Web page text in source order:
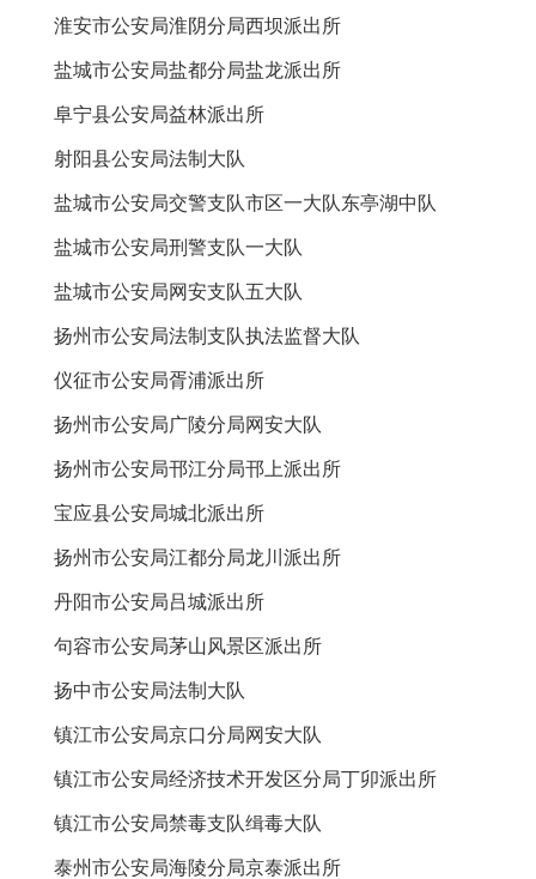
淮安市公安局淮阴分局西坝派出所
盐城市公安局盐都分局盐龙派出所
阜宁县公安局益林派出所
射阳县公安局法制大队
盐城市公安局交警支队市区一大队东亭湖中队
盐城市公安局刑警支队一大队
盐城市公安局网安支队五大队
扬州市公安局法制支队执法监督大队
仪征市公安局胥浦派出所
扬州市公安局广陵分局网安大队
扬州市公安局邗江分局邗上派出所
宝应县公安局城北派出所
扬州市公安局江都分局龙川派出所
丹阳市公安局吕城派出所
句容市公安局茅山风景区派出所
扬中市公安局法制大队
镇江市公安局京口分局网安大队
镇江市公安局经济技术开发区分局丁卯派出所
镇江市公安局禁毒支队缉毒大队
泰州市公安局海陵分局京泰派出所